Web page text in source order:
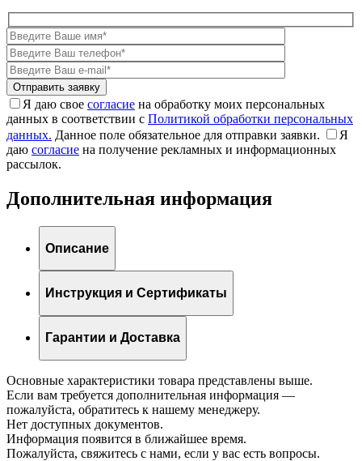
Я даю свое согласие на обработку моих персональных
данных в соответствии с Политикой обработки персональных
данных. Данное поле обязательное для отправки заявки.
Я
даю согласие на получение рекламных и информационных
рассылок.
Дополнительная информация
Описание
Инструкция и Сертификаты
Гарантии и Доставка
Основные характеристики товара представлены выше.
Если вам требуется дополнительная информация —
пожалуйста, обратитесь к нашему менеджеру.
Нет доступных документов.
Информация появится в ближайшее время.
Пожалуйста, свяжитесь с нами, если у вас есть вопросы.